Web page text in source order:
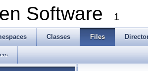
Software 1
Classes Files